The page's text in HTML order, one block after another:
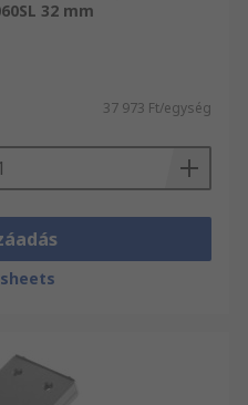
32 mm
37 973 Ft/egység